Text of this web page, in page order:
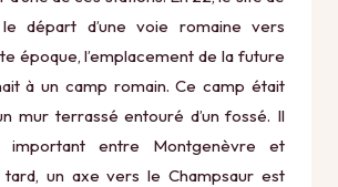
départ d’une voie romaine vers
époque, l’emplacement de la future
à un camp romain. Ce camp était
mur terrassé entouré d’un fossé. Il
entre Montgenèvre et
tard, un axe vers le Champsaur est